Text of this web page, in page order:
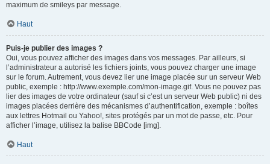
maximum de smileys par message.
Haut
Puis-je publier des images ?
Oui, vous pouvez afficher des images dans vos messages. Par ailleurs, si
l’administrateur a autorisé les fichiers joints, vous pouvez charger une image
sur le forum. Autrement, vous devez lier une image placée sur un serveur Web
public, exemple : http://www.exemple.com/mon-image.gif. Vous ne pouvez pas
lier des images de votre ordinateur (sauf si c’est un serveur Web public) ni des
images placées derrière des mécanismes d’authentification, exemple : boîtes
aux lettres Hotmail ou Yahoo!, sites protégés par un mot de passe, etc. Pour
afficher l’image, utilisez la balise BBCode [img].
Haut